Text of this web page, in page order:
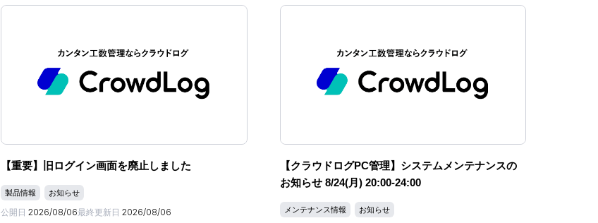
【重要】旧ログイン画面を廃止しました
製品情報 お知らせ
公開日 2026/08/06最終更新日 2026/08/06
【クラウドログPC管理】システムメンテナンスの
お知らせ 8/24(月) 20:00-24:00
メンテナンス情報 お知らせ